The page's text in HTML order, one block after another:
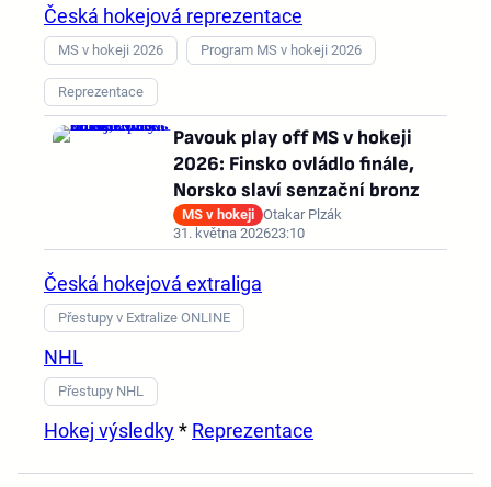
Česká hokejová reprezentace
MS v hokeji 2026 Program MS v hokeji 2026
Reprezentace
Pavouk play off MS v hokeji
2026: Finsko ovládlo finále,
Norsko slaví senzační bronz
MS v hokeji Otakar Plzák
31. května 202623:10
Česká hokejová extraliga
Přestupy v Extralize ONLINE
NHL
Přestupy NHL
Hokej výsledky* Reprezentace